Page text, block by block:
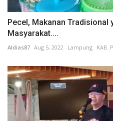
Pecel, Makanan Tradisional
Masyarakat....
Aldias87 Aug 5, 2022 Lampung KAB.